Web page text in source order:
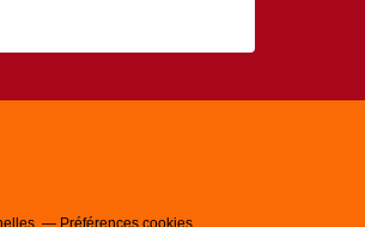
Préférences cookies